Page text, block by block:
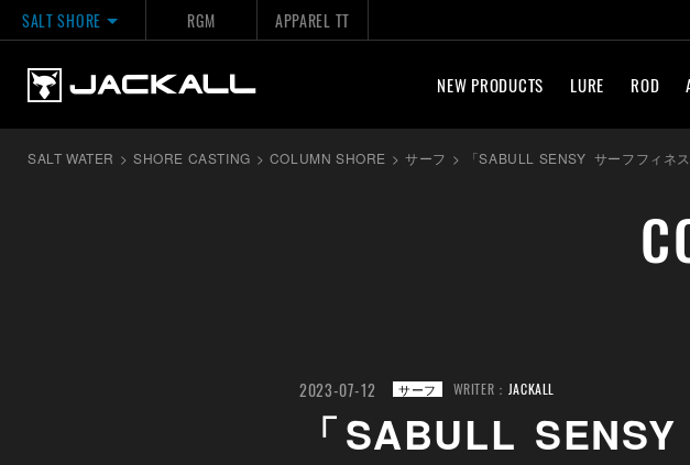
SALT SHORE RGM APPAREL TT
NEW PRODUCTS LURE ROD
SALT WATER > SHORE CASTING > COLUMN SHORE > サーフ > 「SABULL SENSY サーフフィネス
2023-07-12 サーフ WRITER： JACKALL
「SABULL